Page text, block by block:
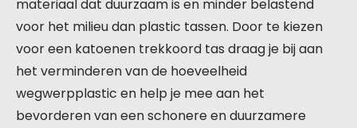
materiaal dat duurzaam is en minder belastend
voor het milieu dan plastic tassen. Door te kiezen
voor een katoenen trekkoord tas draag je bij aan
het verminderen van de hoeveelheid
wegwerpplastic en help je mee aan het
bevorderen van een schonere en duurzamere